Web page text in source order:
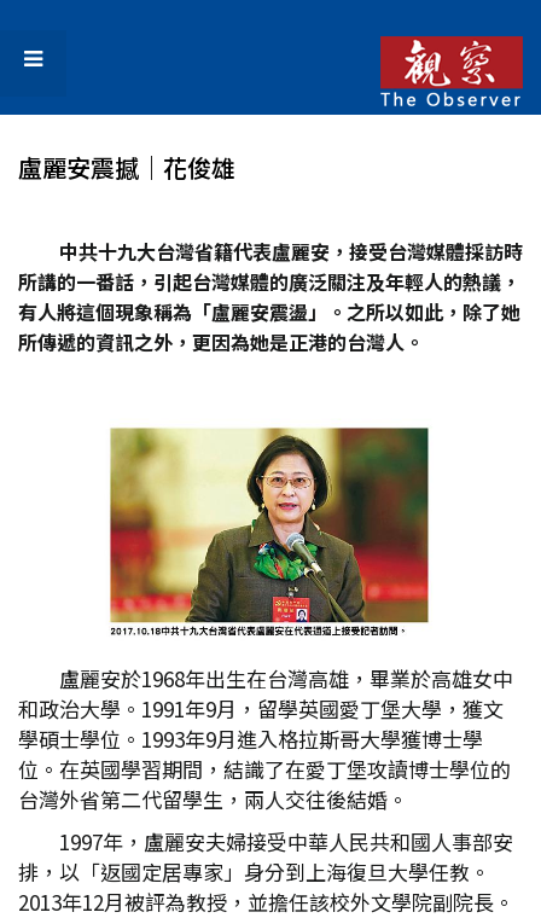
盧麗安震撼｜花俊雄
中共十九大台灣省籍代表盧麗安，接受台灣媒體採訪時
所講的一番話，引起台灣媒體的廣泛關注及年輕人的熱議，
有人將這個現象稱為「盧麗安震盪」。之所以如此，除了她
所傳遞的資訊之外，更因為她是正港的台灣人。
盧麗安於1968年出生在台灣高雄，畢業於高雄女中
和政治大學。1991年9月，留學英國愛丁堡大學，獲文
學碩士學位。1993年9月進入格拉斯哥大學獲博士學
位。在英國學習期間，結識了在愛丁堡攻讀博士學位的
台灣外省第二代留學生，兩人交往後結婚。
1997年，盧麗安夫婦接受中華人民共和國人事部安
排，以「返國定居專家」身分到上海復旦大學任教。
2013年12月被評為教授，並擔任該校外文學院副院長。